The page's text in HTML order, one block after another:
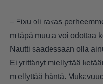
– Fixu oli rakas
mitäpä muuta voi odottaa
Nautti saadessaan olla
Ei yrittänyt miellyttää
miellyttää häntä.